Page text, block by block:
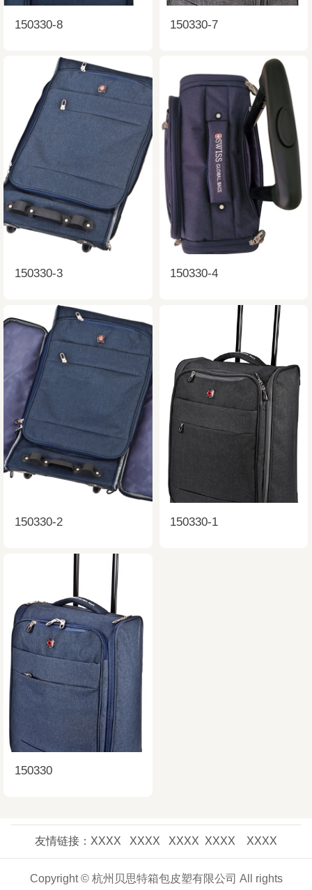
150330-8 150330-7
150330-3 150330-4
150330-2 150330-1
150330
友情链接：XXXX XXXX XXXX XXXX XXXX
Copyright © 杭州贝思特箱包皮塑有限公司 All rights